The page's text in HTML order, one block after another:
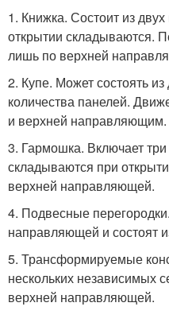
1. Книжка. Состоит из
открытии складываются.
лишь по верхней
2. Купе. Может состоять
количества панелей.
и верхней направляющим.
3. Гармошка. Включает
складываются при
верхней направляющей.
4. Подвесные
направляющей и состоят
5. Трансформируемые
нескольких независимых
верхней направляющей.